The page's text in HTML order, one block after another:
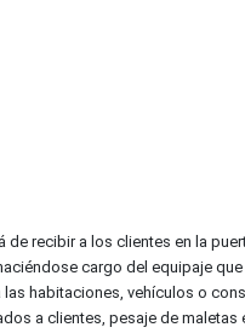
de recibir a los clientes en la
cargo del equipaje
las habitaciones, vehículos o
a clientes, pesaje de maletas